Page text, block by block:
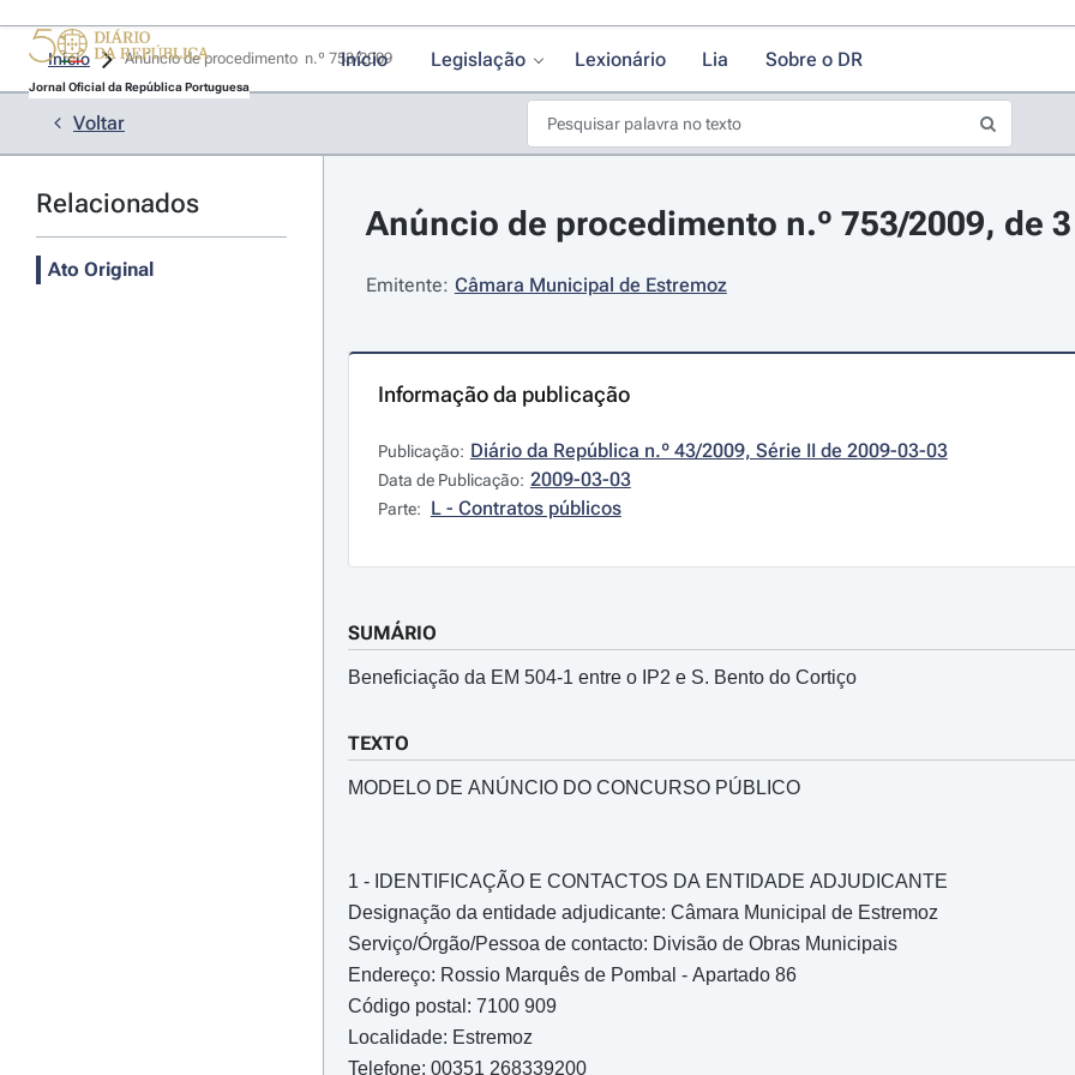
Jornal Oficial da República Portuguesa
Início Legislação Lexionário Lia Sobre o DR
Início
Voltar
Relacionados
Ato Original
Anúncio de procedimento n.º 753/2009, de
Emitente: Câmara Municipal de Estremoz
Informação da publicação
Publicação: Diário da República n.º 43/2009, Série II de 2009-03-03
Data de Publicação: 2009-03-03
Parte: L - Contratos públicos
SUMÁRIO
Beneficiação da EM 504-1 entre o IP2 e S. Bento do Cortiço
TEXTO
MODELO DE ANÚNCIO DO CONCURSO PÚBLICO
1 - IDENTIFICAÇÃO E CONTACTOS DA ENTIDADE ADJUDICANTE
Designação da entidade adjudicante: Câmara Municipal de Estremoz
Serviço/Órgão/Pessoa de contacto: Divisão de Obras Municipais
Endereço: Rossio Marquês de Pombal - Apartado 86
Código postal: 7100 909
Localidade: Estremoz
Telefone: 00351 268339200